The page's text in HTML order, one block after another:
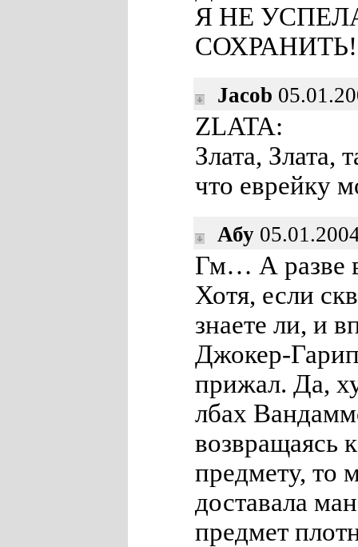
Я НЕ
Jacob
ZLATA:
Злата, Злата,
что еврейку
Абу
Гм… А разве
Хотя, если
знаете ли, и
Джокер-
прижал. Да,
лбах
возвращаясь
предмету, то
доставала
предмет